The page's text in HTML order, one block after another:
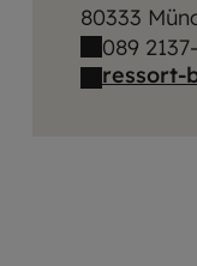
80333
089
ressort-